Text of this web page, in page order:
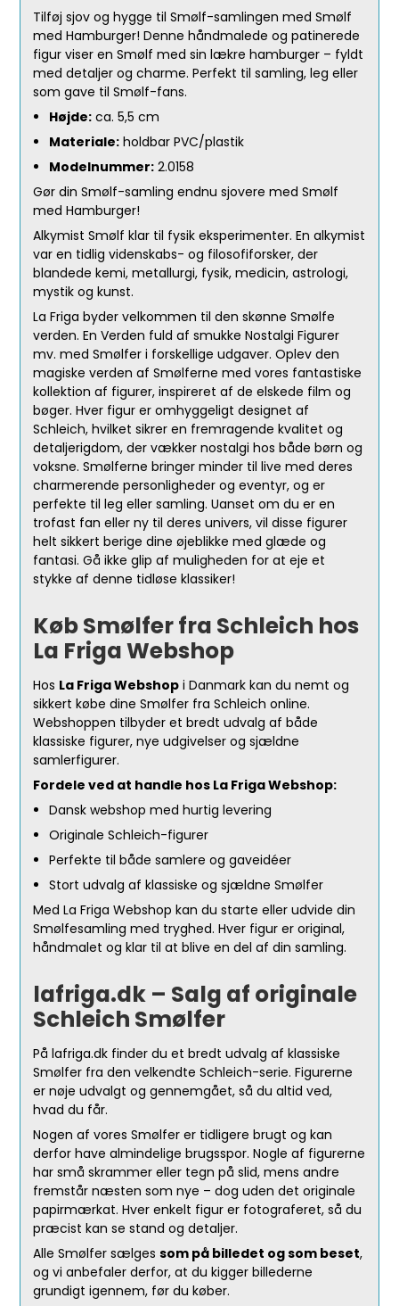
Tilføj sjov og hygge til Smølf-samlingen med Smølf
med Hamburger! Denne håndmalede og patinerede
figur viser en Smølf med sin lækre hamburger – fyldt
med detaljer og charme. Perfekt til samling, leg eller
som gave til Smølf-fans.
Højde:ca. 5,5 cm
Materiale:holdbar PVC/plastik
Modelnummer:2.0158
Gør din Smølf-samling endnu sjovere med Smølf
med Hamburger!
Alkymist Smølf klar til fysik eksperimenter. En alkymist
var en tidlig videnskabs- og filosofiforsker, der
blandede kemi, metallurgi, fysik, medicin, astrologi,
mystik og kunst.
La Friga byder velkommen til den skønne Smølfe
verden. En Verden fuld af smukke Nostalgi Figurer
mv. med Smølfer i forskellige udgaver. Oplev den
magiske verden af Smølferne med vores fantastiske
kollektion af figurer, inspireret af de elskede film og
bøger. Hver figur er omhyggeligt designet af
Schleich, hvilket sikrer en fremragende kvalitet og
detaljerigdom, der vækker nostalgi hos både børn og
voksne. Smølferne bringer minder til live med deres
charmerende personligheder og eventyr, og er
perfekte til leg eller samling. Uanset om du er en
trofast fan eller ny til deres univers, vil disse figurer
helt sikkert berige dine øjeblikke med glæde og
fantasi. Gå ikke glip af muligheden for at eje et
stykke af denne tidløse klassiker!
Køb Smølfer fra Schleich hos
La Friga Webshop
Hos La Friga Webshop i Danmark kan du nemt og
sikkert købe dine Smølfer fra Schleich online.
Webshoppen tilbyder et bredt udvalg af både
klassiske figurer, nye udgivelser og sjældne
samlerfigurer.
Fordele ved at handle hos La Friga Webshop:
Dansk webshop med hurtig levering
Originale Schleich-figurer
Perfekte til både samlere og gaveidéer
Stort udvalg af klassiske og sjældne Smølfer
Med La Friga Webshop kan du starte eller udvide din
Smølfesamling med tryghed. Hver figur er original,
håndmalet og klar til at blive en del af din samling.
lafriga.dk – Salg af originale
Schleich Smølfer
På lafriga.dk finder du et bredt udvalg af klassiske
Smølfer fra den velkendte Schleich-serie. Figurerne
er nøje udvalgt og gennemgået, så du altid ved,
hvad du får.
Nogen af vores Smølfer er tidligere brugt og kan
derfor have almindelige brugsspor. Nogle af figurerne
har små skrammer eller tegn på slid, mens andre
fremstår næsten som nye – dog uden det originale
papirmærkat. Hver enkelt figur er fotograferet, så du
præcist kan se stand og detaljer.
Alle Smølfer sælgessom på billedet og som beset,
og vi anbefaler derfor, at du kigger billederne
grundigt igennem, før du køber.